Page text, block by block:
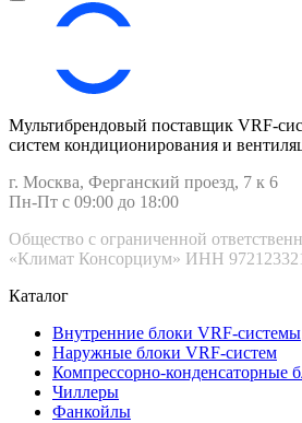
Мультибрендовый поставщик VRF-
систем кондиционирования и
г. Москва, Ферганский проезд, 7 к 6
Пн-Пт с 09:00 до 18:00
Общество с ограниченной
«Климат Консорциум» ИНН
Каталог
Внутренние блоки VRF-cистемы
Наружные блоки VRF-cистем
Компрессорно-конденсаторные
Чиллеры
Фанкойлы